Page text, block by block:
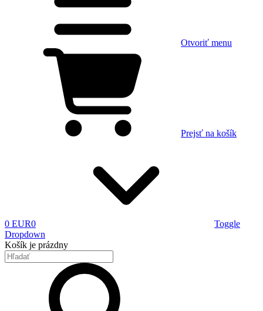
Otvoriť menu
Prejsť na košík
0 EUR0
Toggle
Dropdown
Košík je prázdny